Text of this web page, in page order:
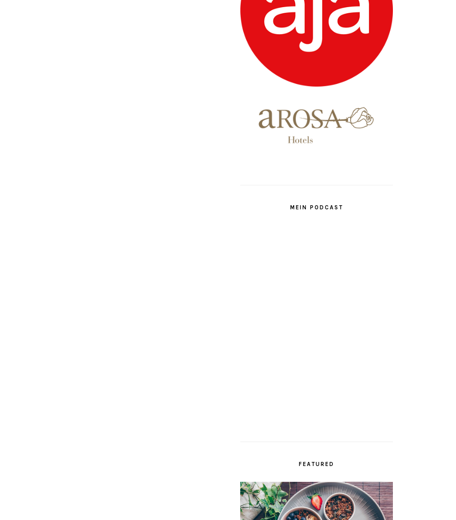
MEIN PODCAST
FEATURED